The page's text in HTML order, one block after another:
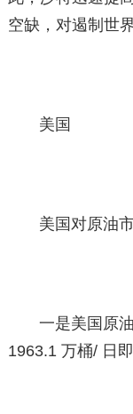
空缺，对遏制世
美国
美国对原油
一是美国原
1963.1 万桶/ 日